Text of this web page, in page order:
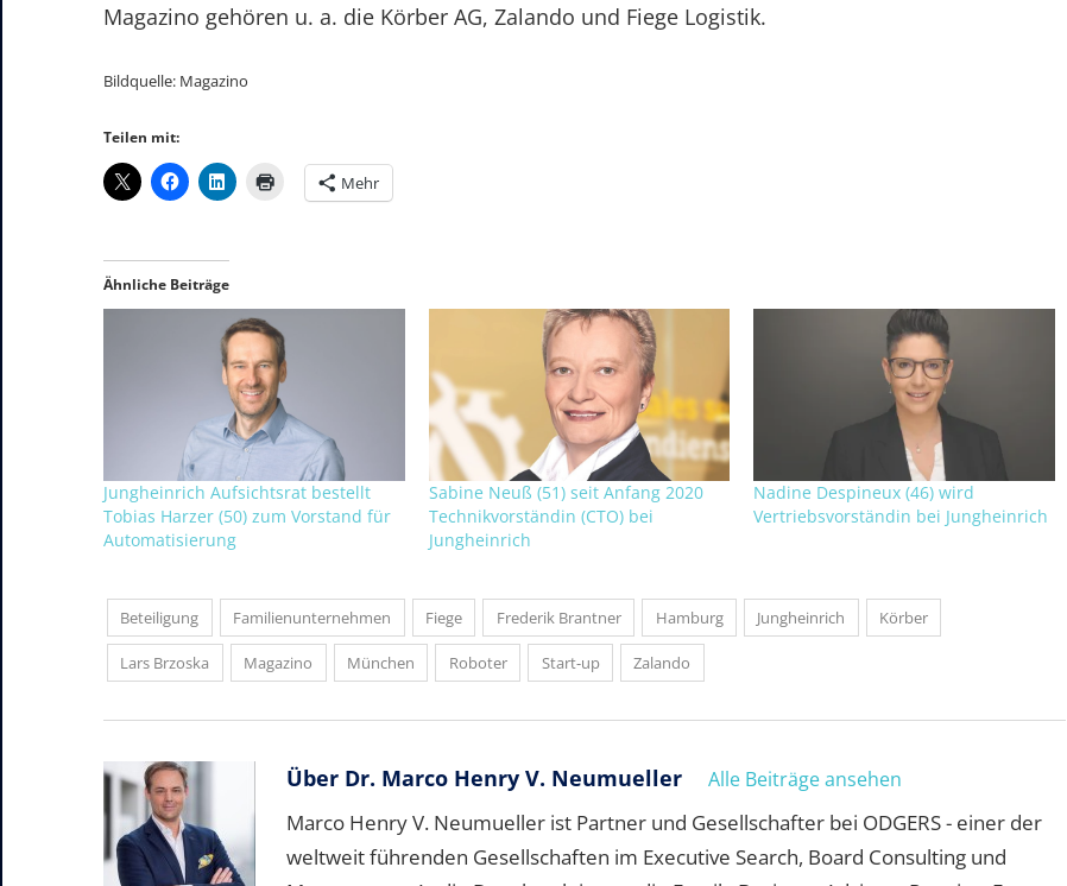
Magazino gehören u. a. die Körber AG, Zalando und Fiege Logistik.
Bildquelle: Magazino
Teilen mit:
Mehr
Ähnliche Beiträge
Jungheinrich Aufsichtsrat bestellt
Tobias Harzer (50) zum Vorstand für
Automatisierung
Sabine Neuß (51) seit Anfang 2020
Technikvorständin (CTO) bei
Jungheinrich
Nadine Despineux (46) wird
Vertriebsvorständin bei Jungheinrich
Beteiligung Familienunternehmen Fiege Frederik Brantner Hamburg Jungheinrich Körber
Lars Brzoska Magazino München Roboter Start-up Zalando
Über Dr. Marco Henry V. Neumueller Alle Beiträge ansehen
Marco Henry V. Neumueller ist Partner und Gesellschafter bei ODGERS - einer der
weltweit führenden Gesellschaften im Executive Search, Board Consulting und